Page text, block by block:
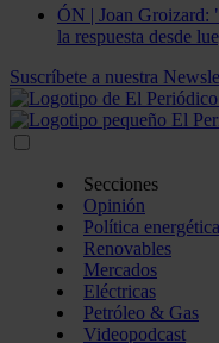
ÓN | Joan Groizard:
la respuesta desde
Suscríbete a nuestra
Secciones
Opinión
Política energética
Renovables
Mercados
Eléctricas
Petróleo & Gas
Videopodcast